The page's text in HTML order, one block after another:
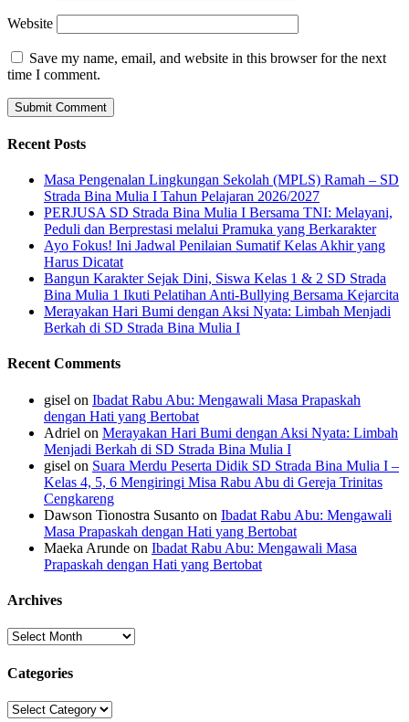
Website
Save my name, email, and website in this browser for the next
time I comment.
Recent Posts
Masa Pengenalan Lingkungan Sekolah (MPLS) Ramah – SD
Strada Bina Mulia I Tahun Pelajaran 2026/2027
PERJUSA SD Strada Bina Mulia I Bersama TNI: Melayani,
Peduli dan Berprestasi melalui Pramuka yang Berkarakter
Ayo Fokus! Ini Jadwal Penilaian Sumatif Kelas Akhir yang
Harus Dicatat
Bangun Karakter Sejak Dini, Siswa Kelas 1 & 2 SD Strada
Bina Mulia 1 Ikuti Pelatihan Anti-Bullying Bersama Kejarcita
Merayakan Hari Bumi dengan Aksi Nyata: Limbah Menjadi
Berkah di SD Strada Bina Mulia I
Recent Comments
gisel on Ibadat Rabu Abu: Mengawali Masa Prapaskah
dengan Hati yang Bertobat
Adriel on Merayakan Hari Bumi dengan Aksi Nyata: Limbah
Menjadi Berkah di SD Strada Bina Mulia I
gisel on Suara Merdu Peserta Didik SD Strada Bina Mulia I –
Kelas 4, 5, 6 Mengiringi Misa Rabu Abu di Gereja Trinitas
Cengkareng
Dawson Tionostra Susanto on Ibadat Rabu Abu: Mengawali
Masa Prapaskah dengan Hati yang Bertobat
Maeka Arunde on Ibadat Rabu Abu: Mengawali Masa
Prapaskah dengan Hati yang Bertobat
Archives
Archives
Categories
Categories